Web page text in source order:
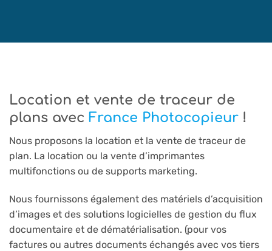
Location et vente de traceur de
plans avec France Photocopieur !
Nous proposons la location et la vente de traceur de
plan. La location ou la vente d’imprimantes
multifonctions ou de supports marketing.
Nous fournissons également des matériels d’acquisition
d’images et des solutions logicielles de gestion du flux
documentaire et de dématérialisation. (pour vos
factures ou autres documents échangés avec vos tiers